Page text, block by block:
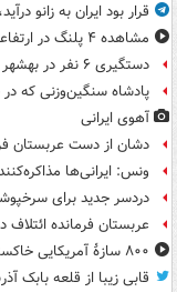
قرار بود ایران به زانو
مشاهده ۴ پلنگ در ارتفاعات میناب
دستگیری ۶ نفر در بهشهر به اتهام تشویش اذهان عمومی
پادشاه سنگین‌وزنی که در
آهوی ایرانی
دشان از دست عربستان
ونس: ایرانی‌ها
دردسر جدید برای
عربستان فرمانده
۸۰۰ سازۀ آمریکایی خاکستر شد
قابی زیبا از قلعه بابک